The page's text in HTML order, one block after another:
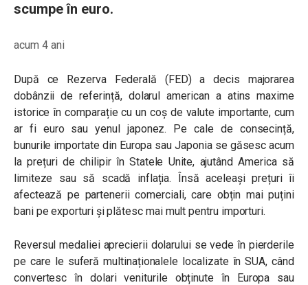
scumpe în euro.
acum 4 ani
După ce Rezerva Federală (FED) a decis majorarea
dobânzii de referință, dolarul american a atins maxime
istorice în comparație cu un coș de valute importante, cum
ar fi euro sau yenul japonez. Pe cale de consecință,
bunurile importate din Europa sau Japonia se găsesc acum
la prețuri de chilipir în Statele Unite, ajutând America să
limiteze sau să scadă inflația. Însă aceleași prețuri îi
afectează pe partenerii comerciali, care obțin mai puțini
bani pe exporturi și plătesc mai mult pentru importuri.
Reversul medaliei aprecierii dolarului se vede în pierderile
pe care le suferă multinaționalele localizate în SUA, când
convertesc în dolari veniturile obținute în Europa sau